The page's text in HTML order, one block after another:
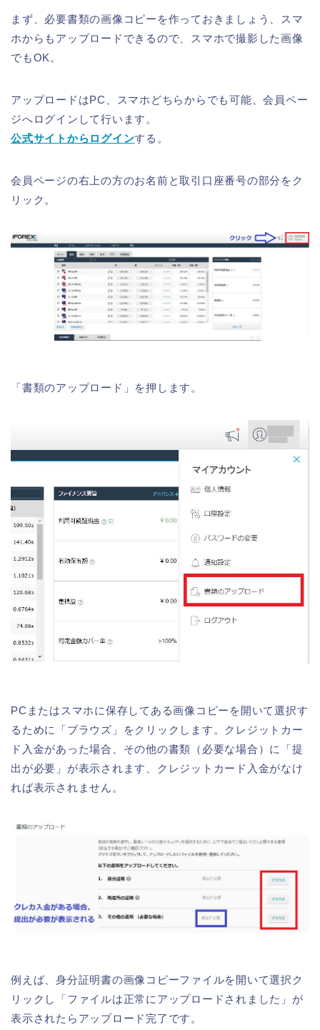
まず、必要書類の画像コピーを作っておきましょう、スマ
ホからもアップロードできるので、スマホで撮影した画像
でもOK。
アップロードはPC、スマホどちらからでも可能、会員ペー
ジへログインして行います。
公式サイトからログインする。
会員ページの右上の方のお名前と取引口座番号の部分をク
リック。
「書類のアップロード」を押します。
PCまたはスマホに保存してある画像コピーを開いて選択す
るために「ブラウズ」をクリックします。クレジットカー
ド入金があった場合、その他の書類（必要な場合）に「提
出が必要」が表示されます、クレジットカード入金がなけ
れば表示されません。
例えば、身分証明書の画像コピーファイルを開いて選択ク
リックし「ファイルは正常にアップロードされました」が
表示されたらアップロード完了です。